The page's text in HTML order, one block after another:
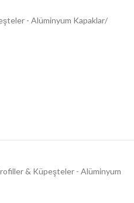
- Alüminyum Kapaklar/
& Küpeşteler - Alüminyum